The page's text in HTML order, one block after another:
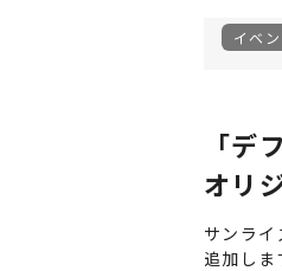
イベン
「
オリ
サンラ
追加しま